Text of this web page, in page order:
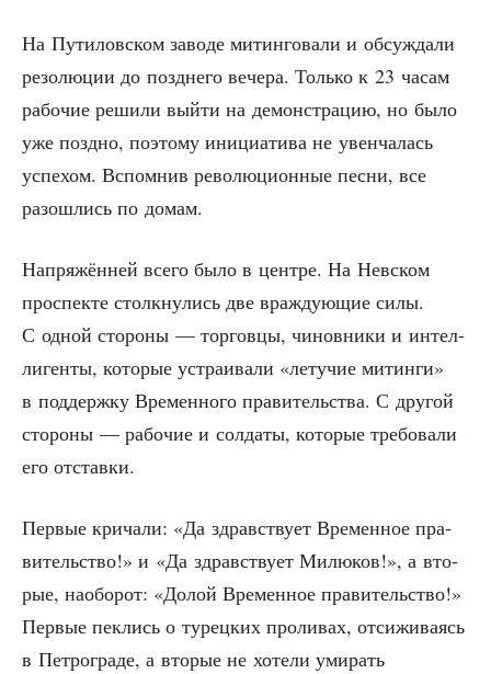
На Пути­лов­ском заво­де митин­го­ва­ли и обсуж­да­ли
резо­лю­ции до позд­не­го вече­ра. Толь­ко к 23 часам
рабо­чие реши­ли вый­ти на демон­стра­цию, но было
уже позд­но, поэто­му ини­ци­а­ти­ва не увен­ча­лась
успе­хом. Вспом­нив рево­лю­ци­он­ные пес­ни, все
разо­шлись по домам.
Напря­жён­ней все­го было в цен­тре. На Нев­ском
про­спек­те столк­ну­лись две враж­ду­ю­щие силы.
С одной сто­ро­ны — тор­гов­цы, чинов­ни­ки и интел­
ли­ген­ты, кото­рые устра­и­ва­ли «лету­чие митин­ги»
в под­держ­ку Вре­мен­но­го пра­ви­тель­ства. С дру­гой
сто­ро­ны — рабо­чие и сол­да­ты, кото­рые тре­бо­ва­ли
его отставки.
Пер­вые кри­ча­ли: «Да здрав­ству­ет Вре­мен­ное пра­
ви­тель­ство!» и «Да здрав­ству­ет Милю­ков!», а вто­
рые, наобо­рот: «Долой Вре­мен­ное пра­ви­тель­ство!»
Пер­вые пек­лись о турец­ких про­ли­вах, отси­жи­ва­ясь
в Пет­ро­гра­де, а вто­рые не хоте­ли уми­рать